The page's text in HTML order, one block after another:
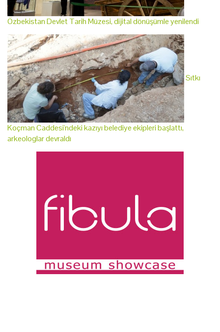
Özbekistan Devlet Tarih Müzesi, dijital dönüşümle yenilendi
Sıtkı
Koçman Caddesi'ndeki kazıyı belediye ekipleri başlattı,
arkeologlar devraldı